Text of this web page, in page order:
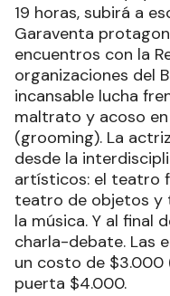
19 horas, subirá a
Garaventa
encuentros con la
organizaciones del
incansable lucha
maltrato y acoso
(grooming). La
desde la
artísticos: el teatro
teatro de objetos y
la música. Y al final
charla-debate. Las
un costo de $3.000
puerta $4.000.